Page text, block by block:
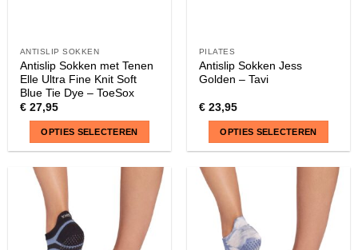
ANTISLIP SOKKEN
Antislip Sokken met Tenen
Elle Ultra Fine Knit Soft
Blue Tie Dye – ToeSox
€27,95
OPTIES SELECTEREN
product
heeft
meerdere
variaties.
PILATES
Antislip Sokken Jess
Golden – Tavi
€23,95
OPTIES SELECTEREN
product
heeft
meerdere
variaties.
Deze